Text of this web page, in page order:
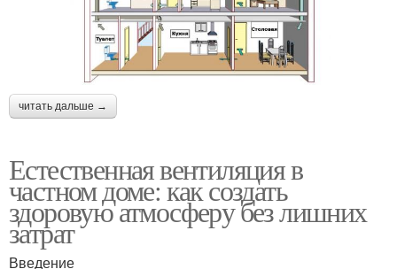
читать дальше →
Естественная вентиляция в
частном доме: как создать
здоровую атмосферу без лишних
затрат
Введение